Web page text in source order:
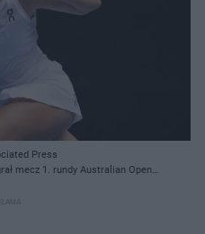
Press
mecz 1. rundy Australian Open?